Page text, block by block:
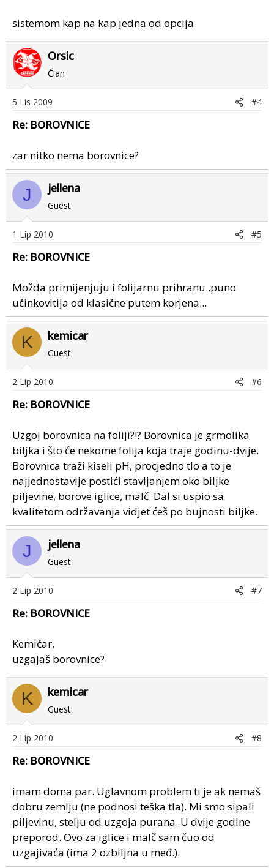
sistemom kap na kap jedna od opcija
Orsic
Član
5 Lis 2009 #4
Re: BOROVNICE
zar nitko nema borovnice?
J jellena
Guest
1 Lip 2010 #5
Re: BOROVNICE
Možda primijenjuju i folijarnu prihranu..puno
učinkovitija od klasične putem korjena...
K kemicar
Guest
2 Lip 2010 #6
Re: BOROVNICE
Uzgoj borovnica na foliji?!? Borovnica je grmolika
biljka i što će nekome folija koja traje godinu-dvije.
Borovnica traži kiseli pH, procjedno tlo a to je
najjednostavije postići stavljanjem oko biljke
piljevine, borove iglice, malč. Dal si uspio sa
kvalitetom održavanja vidjet ćeš po bujnosti biljke.
J jellena
Guest
2 Lip 2010 #7
Re: BOROVNICE
Kemičar,
uzgajaš borovnice?
K kemicar
Guest
2 Lip 2010 #8
Re: BOROVNICE
imam doma par. Uglavnom problem ti je ak nemaš
dobru zemlju (ne podnosi teška tla). Mi smo sipali
piljevinu, stelju od uzgoja purana. U dvije godine
preporod. Ovo za iglice i malč sam čuo od
uzgajivaća (ima 2 ozbiljna u međ.).